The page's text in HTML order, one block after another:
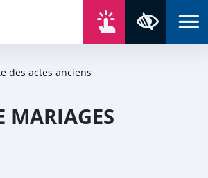
des actes anciens
MARIAGES
cookies